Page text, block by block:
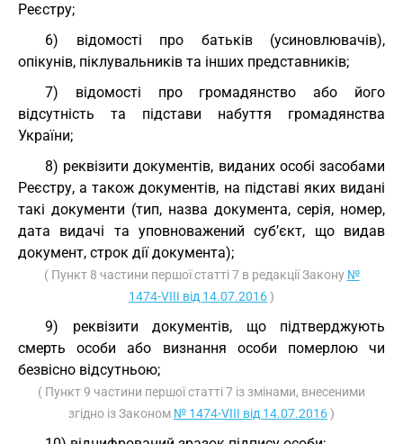
Реєстру;
6) відомості про батьків (усиновлювачів),
опікунів, піклувальників та інших представників;
7) відомості про громадянство або його
відсутність та підстави набуття громадянства
України;
8) реквізити документів, виданих особі засобами
Реєстру, а також документів, на підставі яких видані
такі документи (тип, назва документа, серія, номер,
дата видачі та уповноважений суб’єкт, що видав
документ, строк дії документа);
( Пункт 8 частини першої статті 7 в редакції Закону №
1474-VIII від 14.07.2016)
9) реквізити документів, що підтверджують
смерть особи або визнання особи померлою чи
безвісно відсутньою;
( Пункт 9 частини першої статті 7 із змінами, внесеними
згідно із Законом № 1474-VIII від 14.07.2016)